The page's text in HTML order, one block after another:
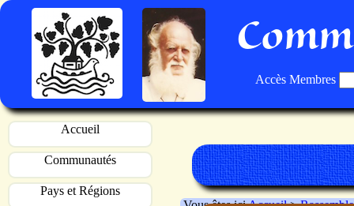
Accès Membres
Accueil
Communautés
Pays et Régions